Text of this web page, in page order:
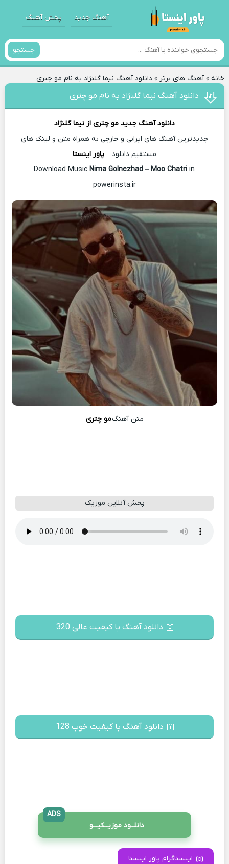
آهنگ جدید پخش آهنگ
جستجو
خانه»آهنگ های برتر » دانلود آهنگ نیما گلنژاد به نام مو چتری
دانلود آهنگ نیما گلنژاد به نام مو چتری
دانلود آهنگ جدید مو چتری از نیما گلنژاد
جدیدترین آهنگ های ایرانی و خارجی به همراه متن و لینک های
مستقیم دانلود – پاور اینستا
Nima Golnezhad – Moo Chatri in
powerinsta.ir
متن آهنگمو چتری
پخش آنلاین موزیک
دانلود آهنگ با کیفیت عالی 320
دانلود آهنگ با کیفیت خوب 128
دانلــود موزیــکیـــو
ADS
اینستاگرام پاور اینستا